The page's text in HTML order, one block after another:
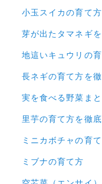
小玉スイカの育て方
芽が出たタマネギ
地這いキュウリの
長ネギの育て方を徹
実を食べる野菜ま
里芋の育て方を徹底
ミニカボチャの育
ミブナの育て方